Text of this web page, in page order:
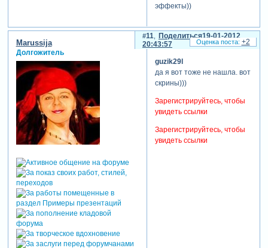
эффекты))
Поделиться
11
19-01-2012
20:43:57
Marussija
Долгожитель
guzik29l
да я вот тоже не нашла. вот
скрины)))
Зарегистрируйтесь, чтобы
увидеть ссылки
Зарегистрируйтесь, чтобы
увидеть ссылки
+2